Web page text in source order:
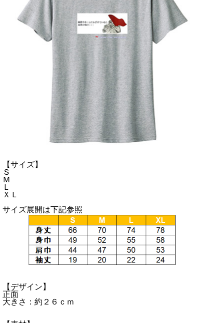
【サイズ】
Ｓ
Ｍ
Ｌ
ＸＬ
サイズ展開は下記参照
【デザイン】
正面
大きさ：約２６ｃｍ